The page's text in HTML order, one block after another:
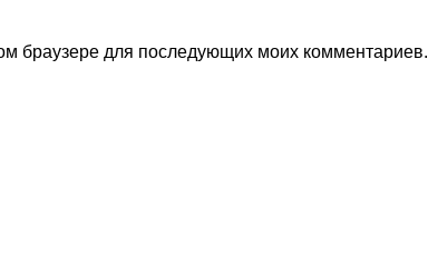
браузере для последующих моих комментариев.